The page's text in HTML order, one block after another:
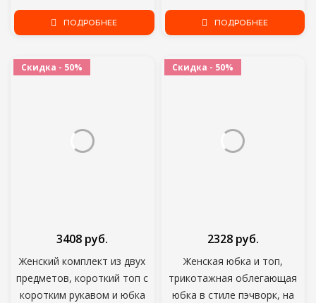
уличной сексуальные
костюмы для дома; Оптовая
ПОДРОБНЕЕ
сексуальный пляжный
комплект из полиэстера с
принтом, Прямая поставка
ПОДРОБНЕЕ
Скидка - 50%
Женский комплект из двух
предметов, короткий топ с
коротким рукавом и юбка
3408 руб.
Скидка - 50%
Женская юбка и топ,
трикотажная облегающая
юбка в стиле пэчворк, на
2328 руб.